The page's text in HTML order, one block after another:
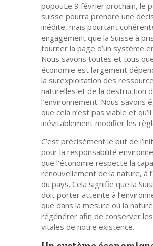
popouLe 9 février prochain, le
suisse pourra prendre une
inédite, mais pourtant
engagement que la Suisse à
tourner la page d’un système
Nous savons toutes et tous
économie est largement
la surexploitation des
naturelles et de la destruction
l’environnement. Nous savons
que cela n’est pas viable et
inévitablement modifierles
C’est précisément le but de
pour la responsabilité
que l’économie respecte la
renouvellement de la nature, à
du pays. Cela signifie que la
doit porter atteinte à
que dans la mesure où la
régénérer afin de conserver
vitales de notre existence.